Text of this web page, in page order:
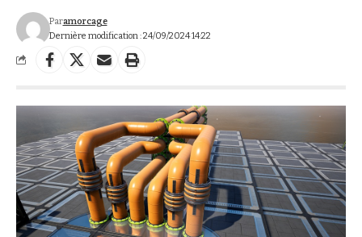
Dernière modification : 24/09/2024 14:22
Paramorcage